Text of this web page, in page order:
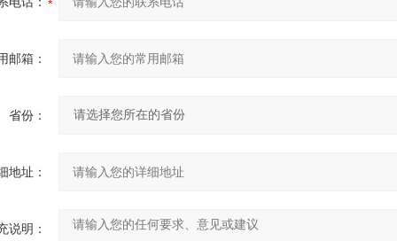
邮箱：
省份：
地址：
说明：